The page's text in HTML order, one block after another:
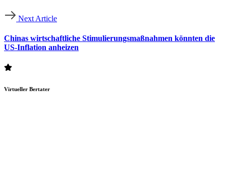
Next Article
Chinas wirtschaftliche Stimulierungsmaßnahmen könnten die
US-Inflation anheizen
Virtueller Bertater